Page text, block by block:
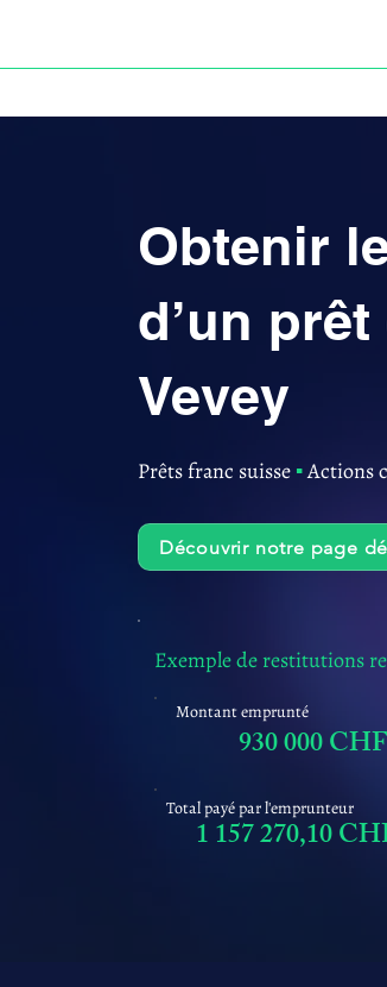
Obtenir
d’un
Vevey
Prêts franc suisse ▪︎Actions
Découvrir notre page
Exemple de restitutions
Montant emprunté
930 000 CHF
Total payé par l'emprunteur
1 157 270,10